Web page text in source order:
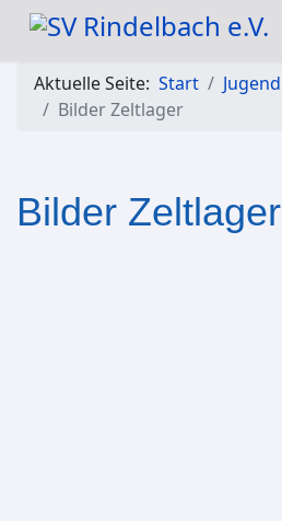
Aktuelle Seite: Start Jugend
Bilder Zeltlager
Bilder Zeltlager